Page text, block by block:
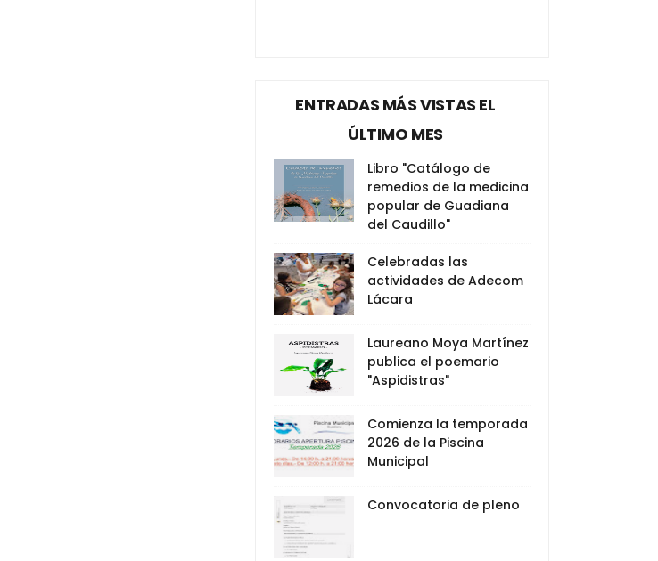
ENTRADAS MÁS VISTAS EL
ÚLTIMO MES
Libro "Catálogo de
remedios de la medicina
popular de Guadiana
del Caudillo"
Celebradas las
actividades de Adecom
Lácara
Laureano Moya Martínez
publica el poemario
"Aspidistras"
Comienza la temporada
2026 de la Piscina
Municipal
Convocatoria de pleno